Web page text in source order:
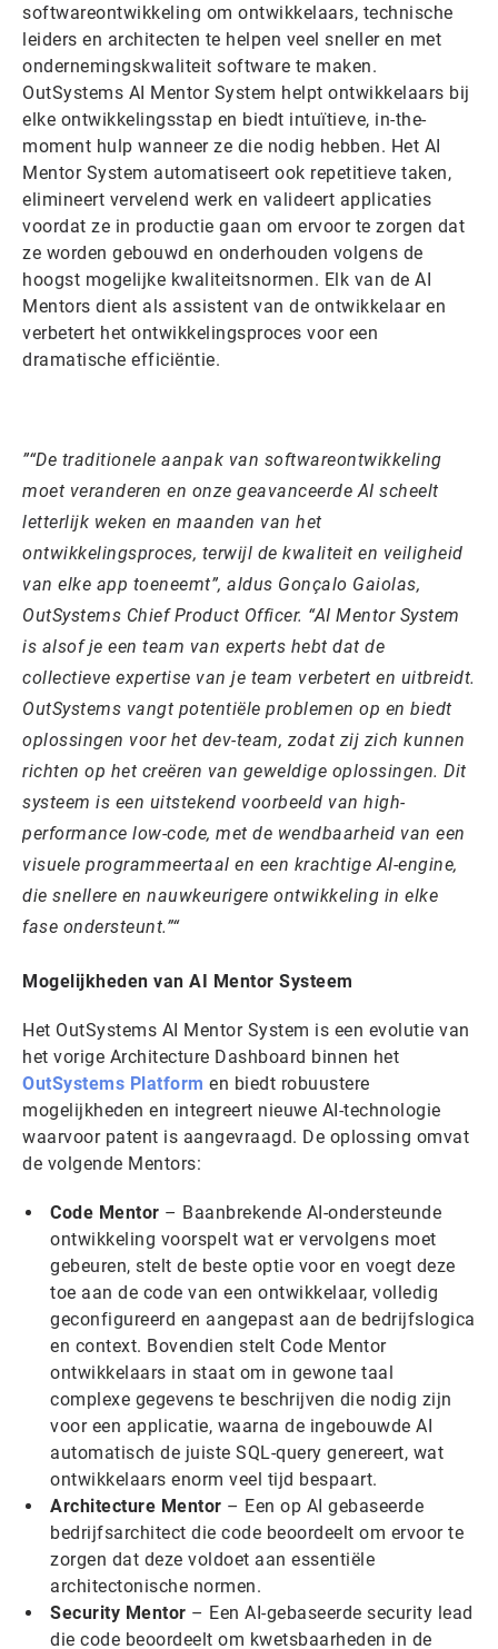
softwareontwikkeling om ontwikkelaars, technische
leiders en architecten te helpen veel sneller en met
ondernemingskwaliteit software te maken.
OutSystems AI Mentor System helpt ontwikkelaars bij
elke ontwikkelingsstap en biedt intuïtieve, in-the-
moment hulp wanneer ze die nodig hebben. Het AI
Mentor System automatiseert ook repetitieve taken,
elimineert vervelend werk en valideert applicaties
voordat ze in productie gaan om ervoor te zorgen dat
ze worden gebouwd en onderhouden volgens de
hoogst mogelijke kwaliteitsnormen. Elk van de AI
Mentors dient als assistent van de ontwikkelaar en
verbetert het ontwikkelingsproces voor een
dramatische efficiëntie.
“De traditionele aanpak van softwareontwikkeling
moet veranderen en onze geavanceerde AI scheelt
letterlijk weken en maanden van het
ontwikkelingsproces, terwijl de kwaliteit en veiligheid
van elke app toeneemt”, aldus Gonçalo Gaiolas,
OutSystems Chief Product Officer. “AI Mentor System
is alsof je een team van experts hebt dat de
collectieve expertise van je team verbetert en uitbreidt.
OutSystems vangt potentiële problemen op en biedt
oplossingen voor het dev-team, zodat zij zich kunnen
richten op het creëren van geweldige oplossingen. Dit
systeem is een uitstekend voorbeeld van high-
performance low-code, met de wendbaarheid van een
visuele programmeertaal en een krachtige AI-engine,
die snellere en nauwkeurigere ontwikkeling in elke
fase ondersteunt.”
Mogelijkheden van AI Mentor Systeem
Het OutSystems AI Mentor System is een evolutie van
het vorige Architecture Dashboard binnen het
OutSystems Platform en biedt robuustere
mogelijkheden en integreert nieuwe AI-technologie
waarvoor patent is aangevraagd. De oplossing omvat
de volgende Mentors:
Code Mentor – Baanbrekende AI-ondersteunde
ontwikkeling voorspelt wat er vervolgens moet
gebeuren, stelt de beste optie voor en voegt deze
toe aan de code van een ontwikkelaar, volledig
geconfigureerd en aangepast aan de bedrijfslogica
en context. Bovendien stelt Code Mentor
ontwikkelaars in staat om in gewone taal
complexe gegevens te beschrijven die nodig zijn
voor een applicatie, waarna de ingebouwde AI
automatisch de juiste SQL-query genereert, wat
ontwikkelaars enorm veel tijd bespaart.
Architecture Mentor – Een op AI gebaseerde
bedrijfsarchitect die code beoordeelt om ervoor te
zorgen dat deze voldoet aan essentiële
architectonische normen.
Security Mentor – Een AI-gebaseerde security lead
die code beoordeelt om kwetsbaarheden in de